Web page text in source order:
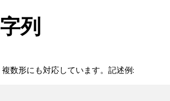
列
数形にも対応しています。記述例: